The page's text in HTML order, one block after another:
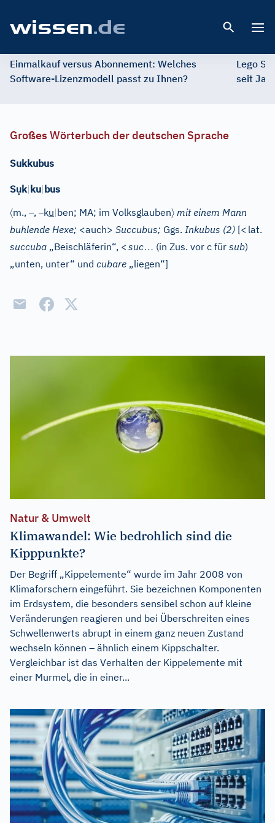
Einmalkauf versus Abonnement: Welches
Software-Lizenzmodell passt zu Ihnen?
Lego
seit
Großes Wörterbuch der deutschen Sprache
Sukkubus
Sụk|ku|bus
〈m.,–,–ku|ben; MA; im Volksglauben〉 mit einem Mann
buhlende Hexe; <auch> Succubus; Ggs. Inkubus (2) [< lat.
succuba „Beischläferin“, <suc… (in Zus. vor c für sub)
„unten, unter“ und cubare „liegen“]
Natur & Umwelt
Klimawandel: Wie bedrohlich sind die
Kipppunkte?
Der Begriff „Kippelemente“ wurde im Jahr 2008 von
Klimaforschern eingeführt. Sie bezeichnen Komponenten
im Erdsystem, die besonders sensibel schon auf kleine
Veränderungen reagieren und bei Überschreiten eines
Schwellenwerts abrupt in einem ganz neuen Zustand
wechseln können – ähnlich einem Kippschalter.
Vergleichbar ist das Verhalten der Kippelemente mit
einer Murmel, die in einer...